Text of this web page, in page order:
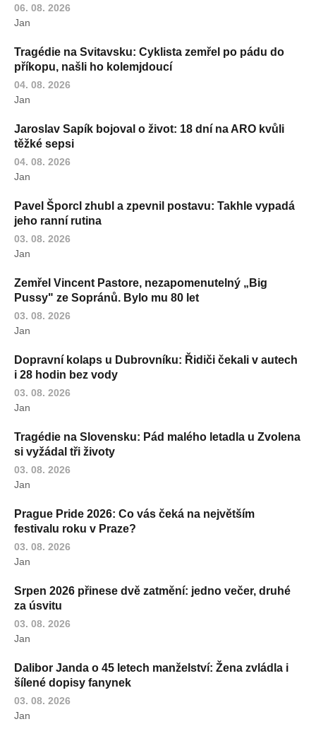
06. 08. 2026
Jan
Tragédie na Svitavsku: Cyklista zemřel po pádu do
příkopu, našli ho kolemjdoucí
04. 08. 2026
Jan
Jaroslav Sapík bojoval o život: 18 dní na ARO kvůli
těžké sepsi
04. 08. 2026
Jan
Pavel Šporcl zhubl a zpevnil postavu: Takhle vypadá
jeho ranní rutina
03. 08. 2026
Jan
Zemřel Vincent Pastore, nezapomenutelný „Big
Pussy" ze Sopránů. Bylo mu 80 let
03. 08. 2026
Jan
Dopravní kolaps u Dubrovníku: Řidiči čekali v autech
i 28 hodin bez vody
03. 08. 2026
Jan
Tragédie na Slovensku: Pád malého letadla u Zvolena
si vyžádal tři životy
03. 08. 2026
Jan
Prague Pride 2026: Co vás čeká na největším
festivalu roku v Praze?
03. 08. 2026
Jan
Srpen 2026 přinese dvě zatmění: jedno večer, druhé
za úsvitu
03. 08. 2026
Jan
Dalibor Janda o 45 letech manželství: Žena zvládla i
šílené dopisy fanynek
03. 08. 2026
Jan